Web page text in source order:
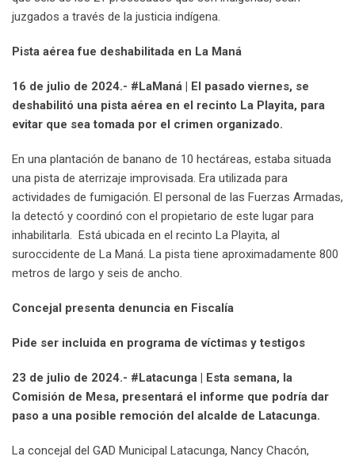
juzgados a través de la justicia indígena.
Pista aérea fue deshabilitada en La Maná
16 de julio de 2024.- #LaManá | El pasado viernes, se
deshabilitó una pista aérea en el recinto La Playita, para
evitar que sea tomada por el crimen organizado.
En una plantación de banano de 10 hectáreas, estaba situada
una pista de aterrizaje improvisada. Era utilizada para
actividades de fumigación. El personal de las Fuerzas Armadas,
la detectó y coordinó con el propietario de este lugar para
inhabilitarla. Está ubicada en el recinto La Playita, al
suroccidente de La Maná. La pista tiene aproximadamente 800
metros de largo y seis de ancho.
Concejal presenta denuncia en Fiscalía
Pide ser incluida en programa de víctimas y testigos
23 de julio de 2024.- #Latacunga | Esta semana, la
Comisión de Mesa, presentará el informe que podría dar
paso a una posible remoción del alcalde de Latacunga.
La concejal del GAD Municipal Latacunga, Nancy Chacón,